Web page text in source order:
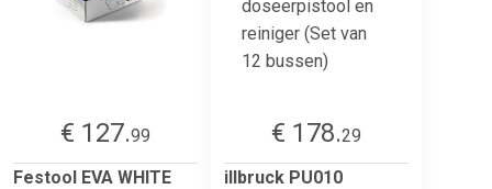
€ 127.99
Festool EVA WHITE
€ 178.29
illbruck PU010